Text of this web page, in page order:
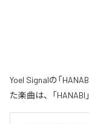
Yoel Signalの「
た楽曲は、「HANABI